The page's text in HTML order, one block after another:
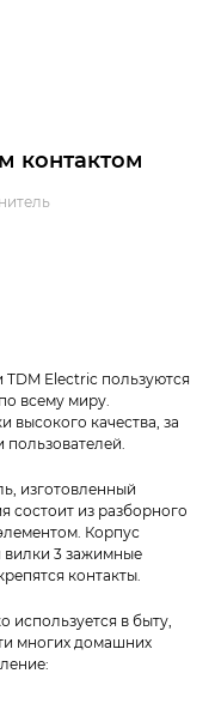
контактом
TDM Electric пользуются
всему миру.
высокого качества, за
изготовленный
состоит из разборного
Корпус
вилки 3 зажимные
контакты.
в быту,
многих домашних